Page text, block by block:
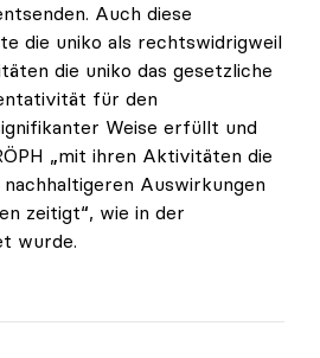
Auch diese
die uniko als rechtswidrigweil
die uniko das gesetzliche
für den
Weise erfüllt und
„mit ihren Aktivitäten die
Auswirkungen
zeitigt“, wie in der
wurde.
entsendet nun doch